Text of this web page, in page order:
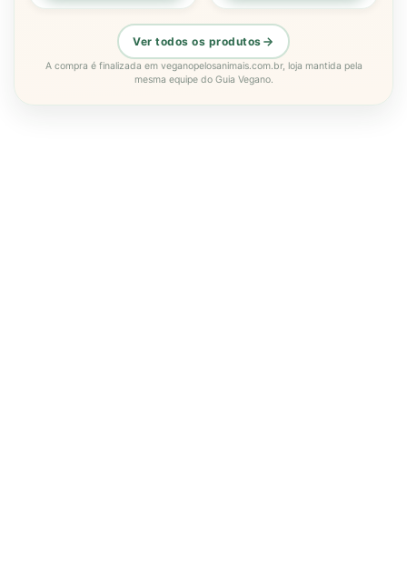
Ver todos os produtos
A compra é finalizada em veganopelosanimais.com.br, loja mantida pela
mesma equipe do Guia Vegano.